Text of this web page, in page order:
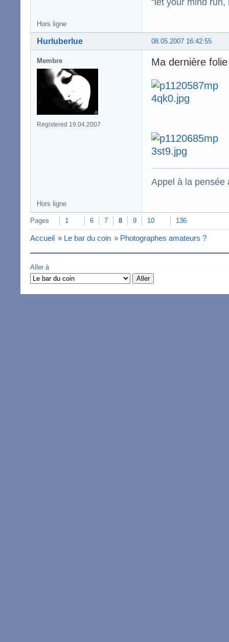
Hors ligne
08.05.2007 16:42:55
Hurluberlue
Membre
Registered 19.04.2007
Ma dernière
Appel à la pensée
Hors ligne
Pages 1 6 7 8 9 10 136
Accueil » Le bar du coin » Photographes amateurs ?
Aller à